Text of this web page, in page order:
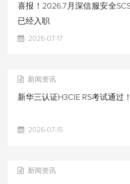
喜报！2026.7月深信服安全
已经入职
2026-07-17
新闻资讯
新华三认证H3CIE RS考试通过
2026-07-15
新闻资讯